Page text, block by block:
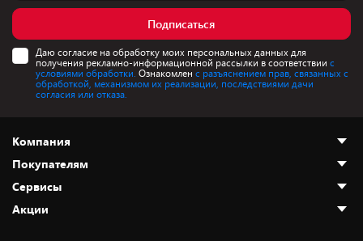
Подписаться
Даю согласие на обработку моих персональных данных для
получения рекламно-информационной рассылки в соответствии с
условиями обработки. Ознакомлен с разъяснением прав, связанных с
обработкой, механизмом их реализации, последствиями дачи
согласия или отказа.
Компания
О нас
Адреса магазинов
Новости
Покупателям
Как сделать заказ
Оплата и доставка
Сервисы
Акции